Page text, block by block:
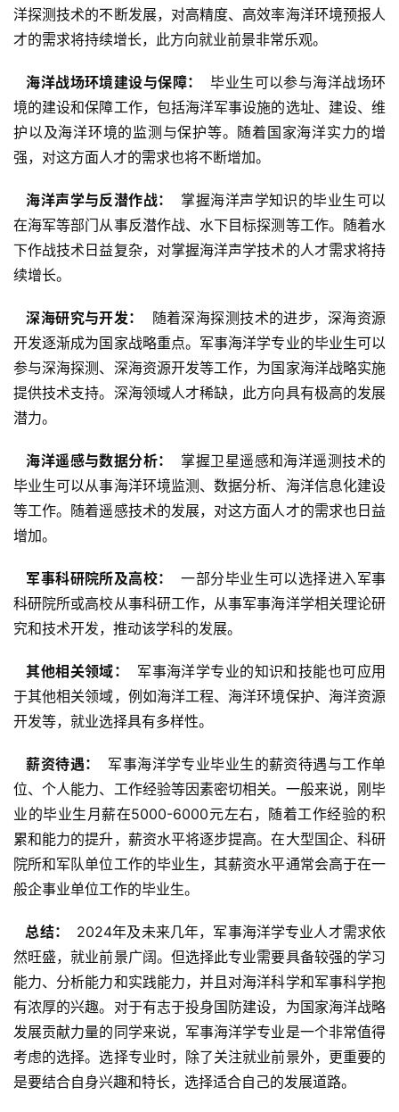
洋探测技术的不断发展，对高精度、高效率海洋环境预报人
才的需求将持续增长，此方向就业前景非常乐观。
  海洋战场环境建设与保障：
毕业生可以参与海洋战场环
境的建设和保障工作，包括海洋军事设施的选址、建设、维
护以及海洋环境的监测与保护等。随着国家海洋实力的增
强，对这方面人才的需求也将不断增加。
  海洋声学与反潜作战：
掌握海洋声学知识的毕业生可以
在海军等部门从事反潜作战、水下目标探测等工作。随着水
下作战技术日益复杂，对掌握海洋声学技术的人才需求将持
续增长。
  深海研究与开发：
随着深海探测技术的进步，深海资源
开发逐渐成为国家战略重点。军事海洋学专业的毕业生可以
参与深海探测、深海资源开发等工作，为国家海洋战略实施
提供技术支持。深海领域人才稀缺，此方向具有极高的发展
潜力。
  海洋遥感与数据分析：
掌握卫星遥感和海洋遥测技术的
毕业生可以从事海洋环境监测、数据分析、海洋信息化建设
等工作。随着遥感技术的发展，对这方面人才的需求也日益
增加。
  军事科研院所及高校：
一部分毕业生可以选择进入军事
科研院所或高校从事科研工作，从事军事海洋学相关理论研
究和技术开发，推动该学科的发展。
  其他相关领域：
军事海洋学专业的知识和技能也可应用
于其他相关领域，例如海洋工程、海洋环境保护、海洋资源
开发等，就业选择具有多样性。
  薪资待遇：
军事海洋学专业毕业生的薪资待遇与工作单
位、个人能力、工作经验等因素密切相关。一般来说，刚毕
业的毕业生月薪在5000-6000元左右，随着工作经验的积
累和能力的提升，薪资水平将逐步提高。在大型国企、科研
院所和军队单位工作的毕业生，其薪资水平通常会高于在一
般企事业单位工作的毕业生。
  总结：
2024年及未来几年，军事海洋学专业人才需求依
然旺盛，就业前景广阔。但选择此专业需要具备较强的学习
能力、分析能力和实践能力，并且对海洋科学和军事科学抱
有浓厚的兴趣。对于有志于投身国防建设，为国家海洋战略
发展贡献力量的同学来说，军事海洋学专业是一个非常值得
考虑的选择。选择专业时，除了关注就业前景外，更重要的
是要结合自身兴趣和特长，选择适合自己的发展道路。